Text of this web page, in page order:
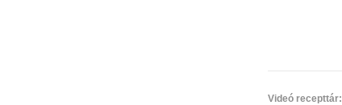
Videó recepttár: